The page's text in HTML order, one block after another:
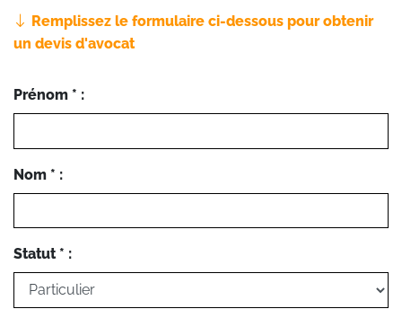
Remplissez le formulaire ci-dessous pour obtenir
un devis d'avocat
Prénom * :
Nom * :
Statut * :